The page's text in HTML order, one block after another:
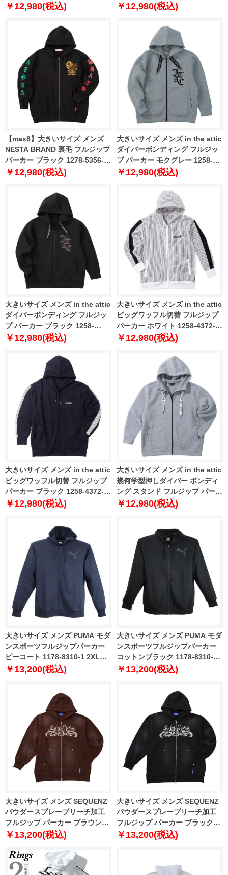
4L 5L 6L
￥12,980(税込)
5356-1 3L 4L 5L 6L 8L
￥12,980(税込)
【max8】大きいサイズ メンズ
NESTA BRAND 裏毛 フルジップ
パーカー ブラック 1278-5356-2
3L 4L 5L 6L 8L
￥12,980(税込)
大きいサイズ メンズ in the attic
ダイバーボンディング フルジッ
プ パーカー モクグレー 1258-
5363-1 3L 4L 5L 6L
￥12,980(税込)
大きいサイズ メンズ in the attic
ダイバーボンディング フルジッ
プ パーカー ブラック 1258-
5363-2 3L 4L 5L 6L
￥12,980(税込)
大きいサイズ メンズ in the attic
ビッグワッフル切替 フルジップ
パーカー ホワイト 1258-4372-1
3L 4L 5L 6L
￥12,980(税込)
大きいサイズ メンズ in the attic
ビッグワッフル切替 フルジップ
パーカー ブラック 1258-4372-2
3L 4L 5L 6L
￥12,980(税込)
大きいサイズ メンズ in the attic
幾何学型押しダイバー ボンディ
ング スタンド フルジップ パーカ
ー モクグレー 1258-4373-1 3L
￥12,980(税込)
大きいサイズ メンズ PUMA モダ
ンスポーツフルジップパーカー
ピーコート 1178-8310-1 2XL
3XL 4XL 5XL
￥13,200(税込)
大きいサイズ メンズ PUMA モダ
ンスポーツフルジップパーカー
コットンブラック 1178-8310-2
2XL 3XL 4XL 5XL
￥13,200(税込)
大きいサイズ メンズ SEQUENZ
パウダースプレーブリーチ加工
フルジップ パーカー ブラウン
1258-5385-1 3L 4L 5L 6L
￥13,200(税込)
大きいサイズ メンズ SEQUENZ
パウダースプレーブリーチ加工
フルジップ パーカー ブラック
1258-5385-2 3L 4L 5L 6L
￥13,200(税込)